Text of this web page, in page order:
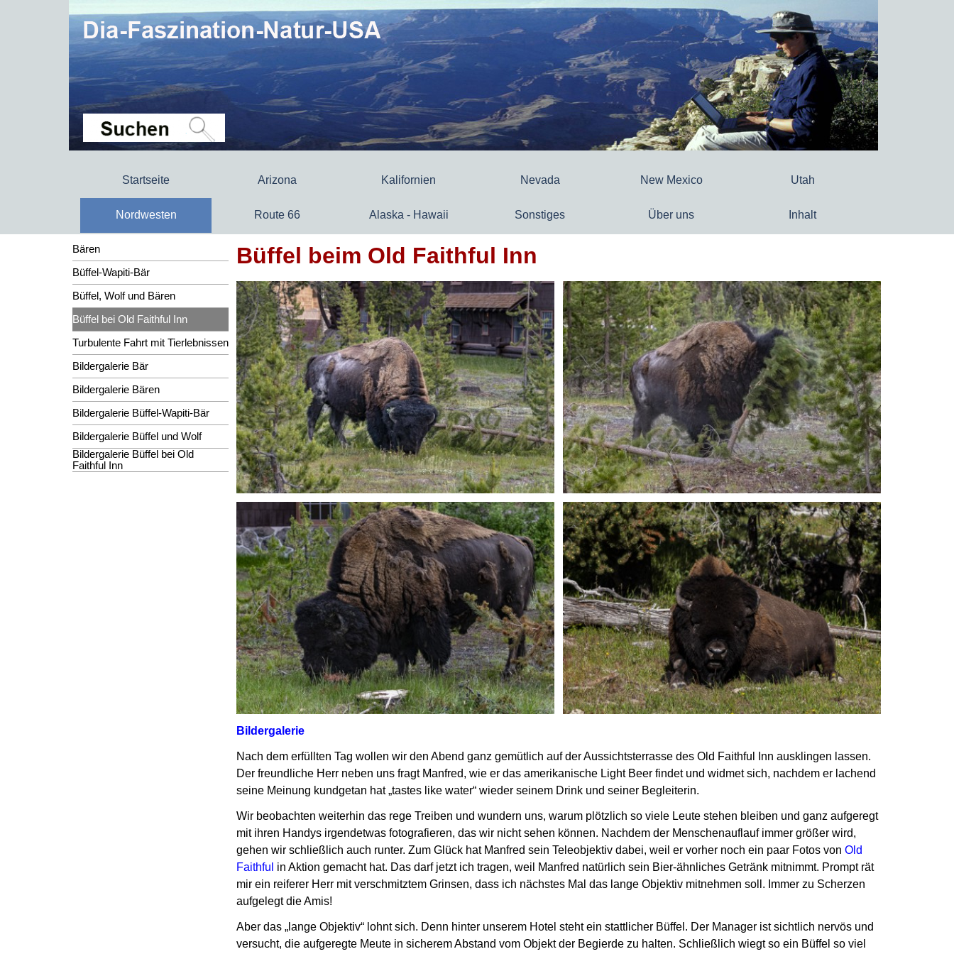
Startseite Arizona Kalifornien Nevada New Mexico Utah
Nordwesten Route 66 Alaska - Hawaii Sonstiges Über uns Inhalt
Bären
Büffel-Wapiti-Bär
Büffel, Wolf und Bären
Büffel bei Old Faithful Inn
Turbulente Fahrt mit Tierlebnissen
Bildergalerie Bär
Bildergalerie Bären
Bildergalerie Büffel-Wapiti-Bär
Bildergalerie Büffel und Wolf
Bildergalerie Büffel bei Old
Faithful Inn
Büffel beim Old Faithful Inn
Bildergalerie
Nach dem erfüllten Tag wollen wir den Abend ganz gemütlich auf der Aussichtsterrasse des Old Faithful Innausklingen lassen.
Der freundliche Herr neben uns fragt Manfred, wie er das amerikanische Light Beer findet und widmet sich, nachdem er lachend
seine Meinung kundgetan hat „tastes like water“ wieder seinem Drink und seiner Begleiterin.
Wir beobachten weiterhin das rege Treiben und wundern uns, warum plötzlich so viele Leute stehen bleiben und ganz aufgeregt
mit ihren Handys irgendetwas fotografieren, das wir nicht sehen können. Nachdem der Menschenauflauf immer größer wird,
gehen wir schließlich auch runter.Zum Glück hat Manfred sein Teleobjektiv dabei, weil er vorher noch ein paar Fotos vonOld
Faithful in Aktion gemacht hat. Das darf jetzt ich tragen, weil Manfred natürlich sein Bier-ähnliches Getränk mitnimmt. Prompt rät
mir ein reiferer Herr mit verschmitztem Grinsen, dass ich nächstes Mal das lange Objektiv mitnehmen soll. Immer zu Scherzen
aufgelegt die Amis!
Aber das „lange Objektiv“ lohnt sich. Denn hinter unserem Hotel steht ein stattlicher Büffel. Der Manager ist sichtlich nervös und
versucht, die aufgeregte Meute in sicherem Abstandvom Objekt der Begierde zu halten. Schließlich wiegt so ein Büffel so viel